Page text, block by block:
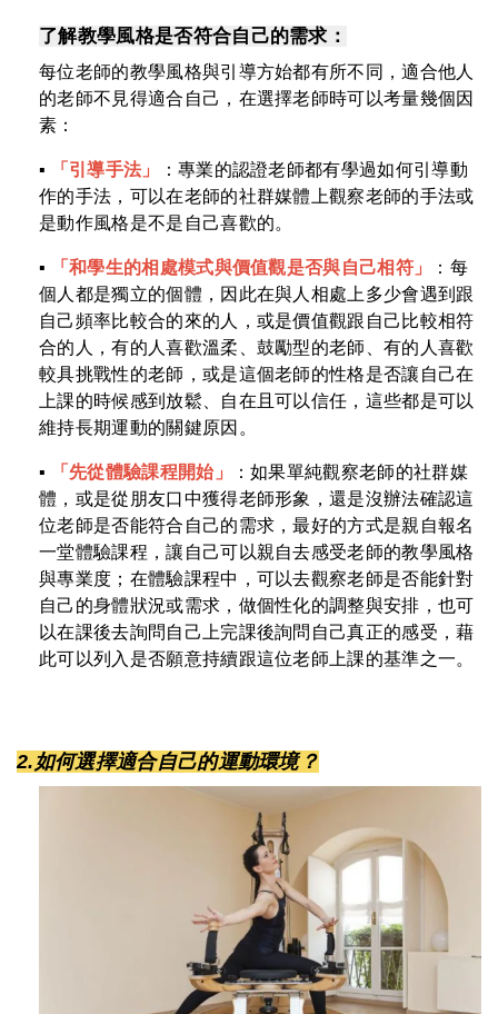
了解教學風格是否符合自己的需求：
每位老師的教學風格與引導方始都有所不同，適合他人
的老師不見得適合自己，在選擇老師時可以考量幾個因
素：
▪︎ 「引導手法」
：專業的認證老師都有學過如何引導動
作的手法，可以在老師的社群媒體上觀察老師的手法或
是動作風格是不是自己喜歡的。
▪︎ 「和學生的相處模式與價值觀是否與自己相符」
：每
個人都是獨立的個體，因此在與人相處上多少會遇到跟
自己頻率比較合的來的人，或是價值觀跟自己比較相符
合的人，有的人喜歡溫柔、鼓勵型的老師、有的人喜歡
較具挑戰性的老師，或是這個老師的性格是否讓自己在
上課的時候感到放鬆、自在且可以信任，這些都是可以
維持長期運動的關鍵原因。
▪︎ 「先從體驗課程開始」
：如果單純觀察老師的社群媒
體，或是從朋友口中獲得老師形象，還是沒辦法確認這
位老師是否能符合自己的需求，最好的方式是親自報名
一堂體驗課程，讓自己可以親自去感受老師的教學風格
與專業度；在體驗課程中，可以去觀察老師是否能針對
自己的身體狀況或需求，做個性化的調整與安排，也可
以在課後去詢問自己上完課後詢問自己真正的感受，藉
此可以列入是否願意持續跟這位老師上課的基準之一。
2.如何選擇適合自己的運動環境？